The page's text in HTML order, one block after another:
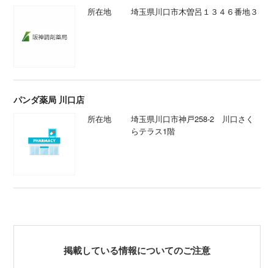
所在地 埼玉県川口市木曽呂１３４６番地３
パンダ薬局 川口店
所在地
埼玉県川口市神戸258-2 川口さく
らテラス1階
掲載している情報についてのご注意